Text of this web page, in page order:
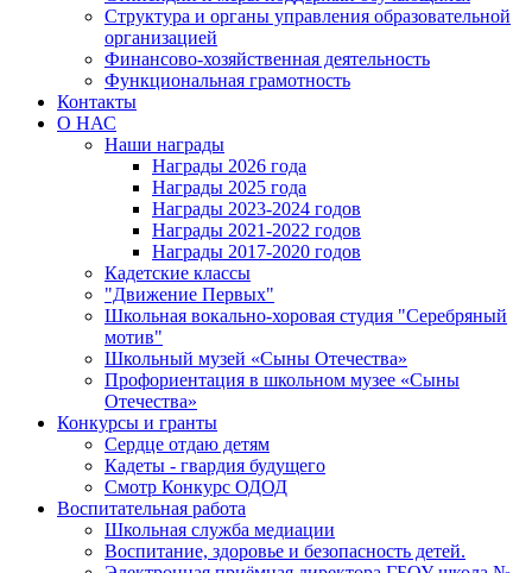
Структура и органы управления образовательной
организацией
Финансово-хозяйственная деятельность
Функциональная грамотность
Контакты
О НАС
Наши награды
Награды 2026 года
Награды 2025 года
Награды 2023-2024 годов
Награды 2021-2022 годов
Награды 2017-2020 годов
Кадетские классы
"Движение Первых"
Школьная вокально-хоровая студия "Серебряный
мотив"
Школьный музей «Сыны Отечества»
Профориентация в школьном музее «Сыны
Отечества»
Конкурсы и гранты
Сердце отдаю детям
Кадеты - гвардия будущего
Смотр Конкурс ОДОД
Воспитательная работа
Школьная служба медиации
Воспитание, здоровье и безопасность детей.